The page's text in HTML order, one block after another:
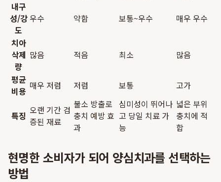
내구
성/강
도
우수 약함 보통~우수 매우 우수
치아
삭제
량
많음 적음 최소 많음
평균
비용 매우 저렴 저렴 보통 고가
특징 오랜 기간 검
증된 재료
불소 방출로
충치 예방 효
과
심미성이 뛰어나
고 당일 치료 가
능
넓은 부위
충치에 적
합
현명한 소비자가 되어 양심치과를 선택하는
방법